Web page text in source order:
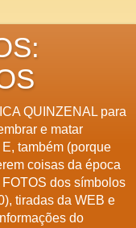
QUINZENAL para
e matar
também (porque
coisas da época
dos símbolos
tiradas da WEB e
do